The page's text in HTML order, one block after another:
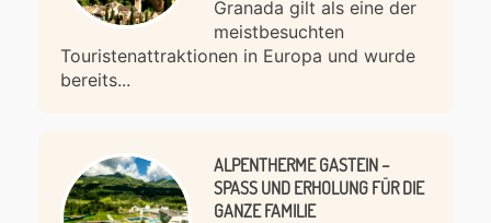
Granada gilt als eine der
meistbesuchten
Touristenattraktionen in Europa und wurde
bereits...
ALPENTHERME GASTEIN –
SPASS UND ERHOLUNG FÜR DIE G
ANZE FAMILIE